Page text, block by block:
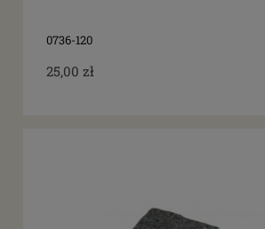
0736-120
25,00 zł